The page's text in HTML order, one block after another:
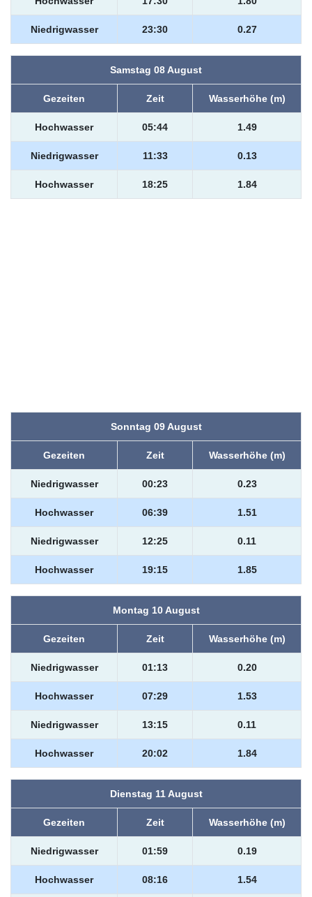
Niedrigwasser 23:30 0.27
Samstag 08 August
Gezeiten Zeit Wasserhöhe (m)
Hochwasser 05:44 1.49
Niedrigwasser 11:33 0.13
Hochwasser 18:25 1.84
Sonntag 09 August
Gezeiten Zeit Wasserhöhe (m)
Niedrigwasser 00:23 0.23
Hochwasser 06:39 1.51
Niedrigwasser 12:25 0.11
Hochwasser 19:15 1.85
Montag 10 August
Gezeiten Zeit Wasserhöhe (m)
Niedrigwasser 01:13 0.20
Hochwasser 07:29 1.53
Niedrigwasser 13:15 0.11
Hochwasser 20:02 1.84
Dienstag 11 August
Gezeiten Zeit Wasserhöhe (m)
Niedrigwasser 01:59 0.19
Hochwasser 08:16 1.54